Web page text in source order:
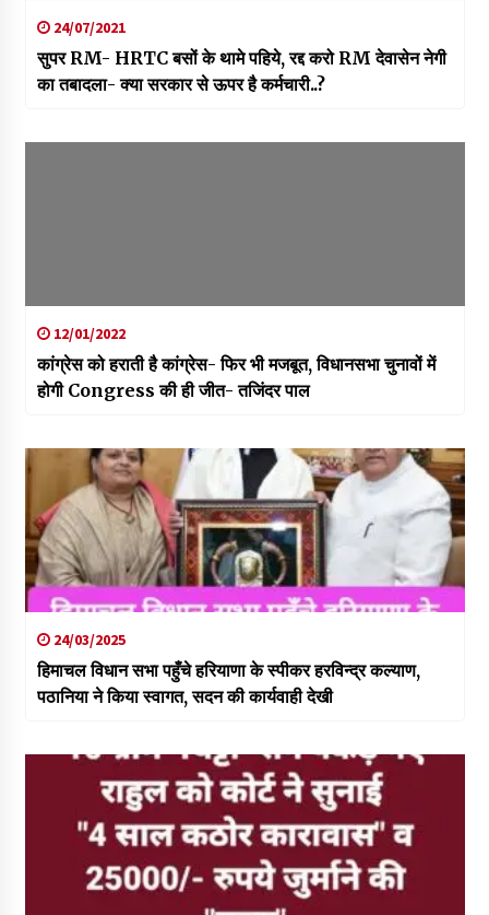
24/07/2021
सुपर RM- HRTC बसों के थामे पहिये, रद्द करो RM देवासेन नेगी
का तबादला- क्या सरकार से ऊपर है कर्मचारी..?
12/01/2022
कांग्रेस को हराती है कांग्रेस- फिर भी मजबूत, विधानसभा चुनावों में
होगी Congress की ही जीत- तजिंदर पाल
24/03/2025
हिमाचल विधान सभा पहुँचे हरियाणा के स्पीकर हरविन्द्र कल्याण,
पठानिया ने किया स्वागत, सदन की कार्यवाही देखी